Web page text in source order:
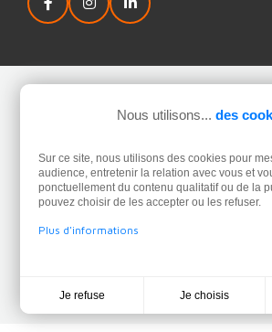
J’accepte la politique de
l’utilisation de mes données
de confidentialité.
Nous utilisons... des
Sur ce site, nous utilisons des cookies pour
audience, entretenir la relation avec vous et
ponctuellement du contenu qualitatif ou de la
pouvez choisir de les accepter ou les refuser.
Plus d'informations
Je refuse Je choisis